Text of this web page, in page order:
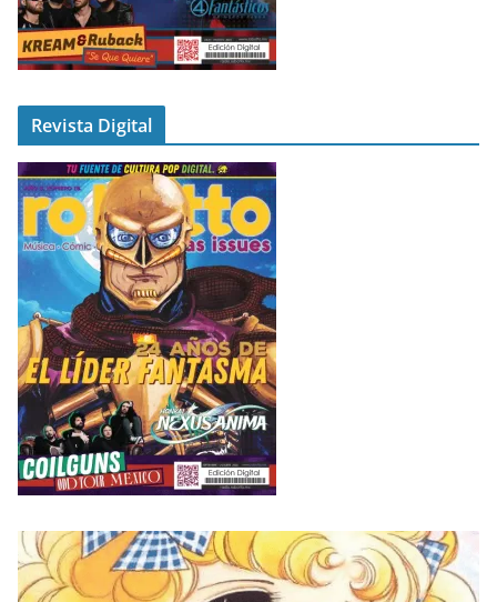
Revista Digital